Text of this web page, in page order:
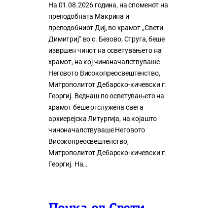
На 01.08.2026 година, на споменот на
преподобната Макрина и
преподобниот Диј, во храмот „Свети
Димитриј“ во с. Безово, Струга, беше
извршен чинот на осветувањето на
храмот, на кој чиноначалствуваше
Неговото Високопреосвештенство,
Митрополитот Дебарско-кичевски г.
Георгиј. Веднаш по осветувањето на
храмот беше отслужена света
архиерејска Литургија, на којашто
чиноначалствуваше Неговото
Високопреосвештенство,
Митрополитот Дебарско-кичевски г.
Георгиј. На…